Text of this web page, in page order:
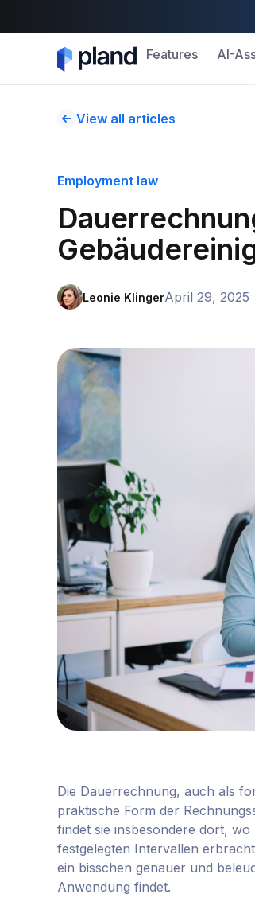
Features AI-
View all articles
Employment law
Leonie KlingerApril 29, 2025
Die Dauerrechnung, auch als
praktische Form der
findet sie insbesondere dort,
festgelegten Intervallen
ein bisschen genauer und
Anwendung findet.